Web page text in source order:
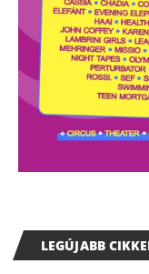
LEGÚJABB